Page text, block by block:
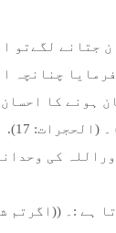
جتانے لگےتو
چنانچہ
ہونے کا احسان
17).
کی
ہے :۔ ((اگرتم